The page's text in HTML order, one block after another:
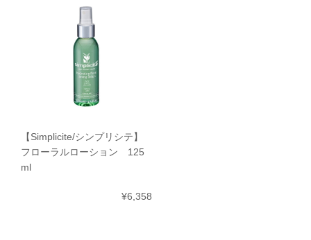
【Simplicite/シンプリシテ】
フローラルローション 125
ml
¥6,358